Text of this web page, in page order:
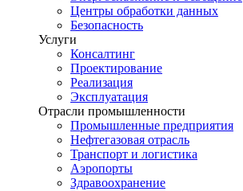
Центры обработки данных
Безопасность
Услуги
Консалтинг
Проектирование
Реализация
Эксплуатация
Отрасли промышленности
Промышленные предприятия
Нефтегазовая отрасль
Транспорт и логистика
Аэропорты
Здравоохранение